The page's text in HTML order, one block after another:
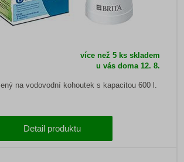
více než 5 ks skladem
u vás doma12. 8.
na vodovodní kohoutek s kapacitou 600 l.
Detail produktu